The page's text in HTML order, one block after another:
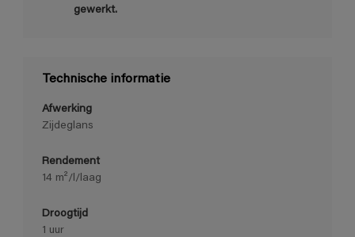
gewerkt.
Technische informatie
Afwerking
Zijdeglans
Rendement
14 m²/l/laag
Droogtijd
1 uur